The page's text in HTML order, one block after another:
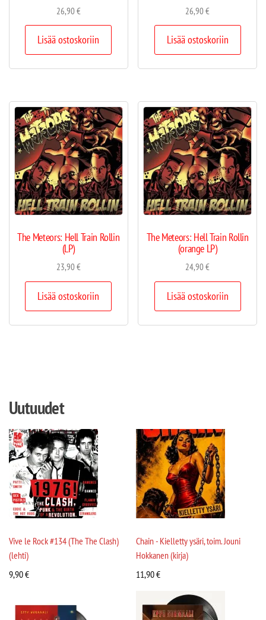
26,90€
Lisää ostoskoriin
26,90€
Lisää ostoskoriin
The Meteors: Hell Train Rollin
(LP)
23,90€
Lisää ostoskoriin
The Meteors: Hell Train Rollin
(orange LP)
24,90€
Lisää ostoskoriin
Uutuudet
Vive le Rock #134 (The The Clash)
(lehti)
9,90€
Chain - Kielletty ysäri, toim. Jouni
Hokkanen (kirja)
11,90€